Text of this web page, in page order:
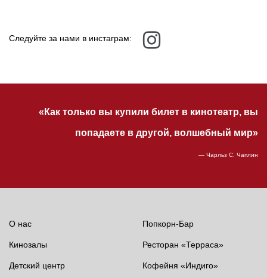
Следуйте за нами в инстаграм:
«Как только вы купили билет в кинотеатр, вы
попадаете в другой, волшебный мир»
— Чарльз С. Чаплин
О нас
Кинозалы
Детский центр
Попкорн-Бар
Ресторан «Терраса»
Кофейня «Индиго»